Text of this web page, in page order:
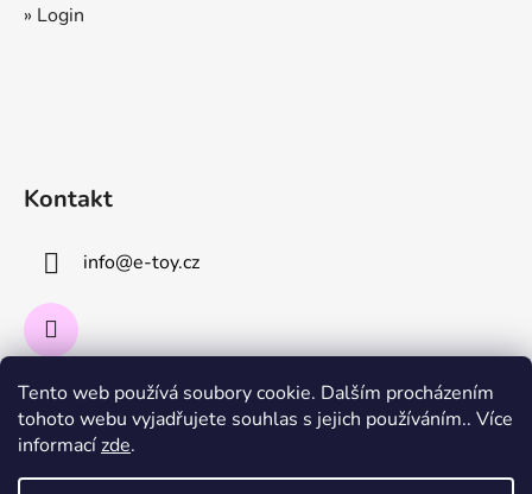
Tento web používá soubory cookie. Dalším procházením
tohoto webu vyjadřujete souhlas s jejich používáním.. Více
informacízde.
» Login
Kontakt
info@e-toy.cz
Instagram